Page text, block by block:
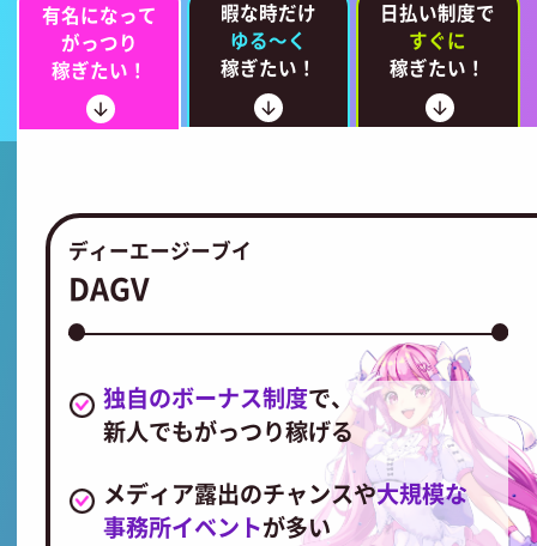
有名になって
がっつり
稼ぎたい！
暇な時だけ
ゆる～く
稼ぎたい！
日払い制度で
すぐに
稼ぎたい！
ディーエージーブイ
DAGV
独自のボーナス制度で、
新人でもがっつり稼げる
メディア露出のチャンスや大規模な
事務所イベントが多い